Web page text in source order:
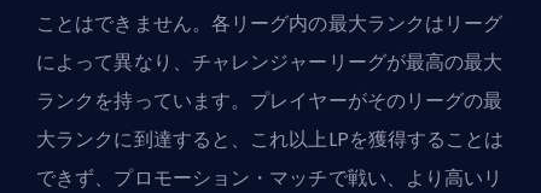
ことはできません。各リーグ内の最大ランクはリーグ
によって異なり、チャレンジャーリーグが最高の最大
ランクを持っています。プレイヤーがそのリーグの最
大ランクに到達すると、これ以上LPを獲得することは
できず、プロモーション・マッチで戦い、より高いリ